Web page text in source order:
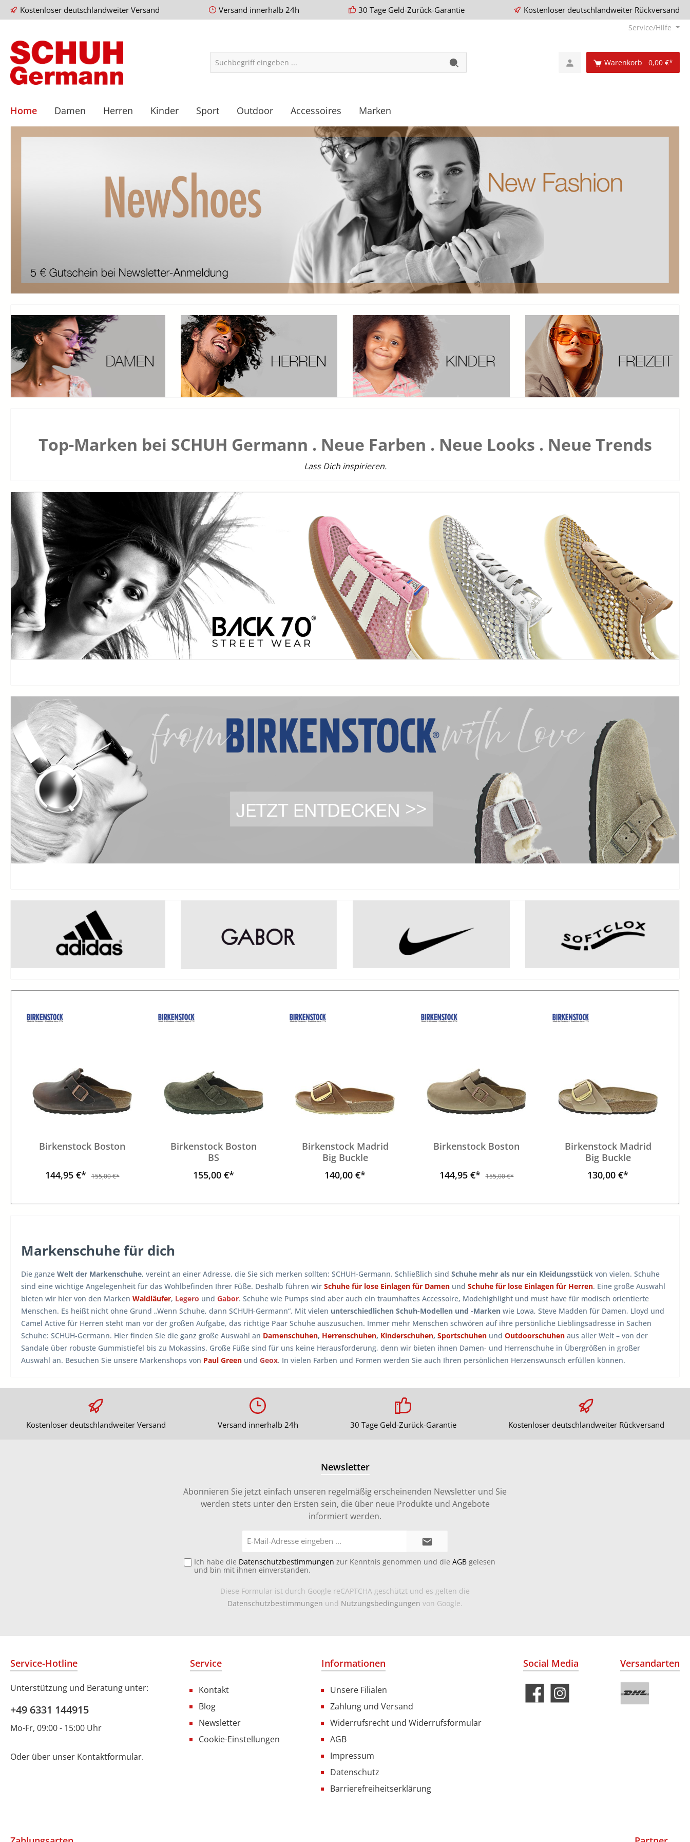
Kostenloser deutschlandweiter Versand Versand innerhalb 24h 30 Tage Geld-Zurück-Garantie Kostenloser deutschlandweiter Rückversand
Service/Hilfe
Warenkorb 0,00 €*
Home Damen Herren Kinder Sport Outdoor Accessoires Marken
Top-Marken bei SCHUH Germann . Neue Farben . Neue Looks . Neue Trends
Lass Dich inspirieren.
Birkenstock Boston
144,95 €* 155,00 €*
Birkenstock Boston
BS
155,00 €*
Birkenstock Madrid
Big Buckle
140,00 €*
Birkenstock Boston
144,95 €* 155,00 €*
Birkenstock Madrid
Big Buckle
130,00 €*
Markenschuhe für dich
Die ganze Welt der Markenschuhe, vereint an einer Adresse, die Sie sich merken sollten: SCHUH-Germann. Schließlich sind Schuhe mehr als nur ein Kleidungsstück von vielen. Schuhe
sind eine wichtige Angelegenheit für das Wohlbefinden Ihrer Füße. Deshalb führen wir Schuhe für lose Einlagen für Damen und Schuhe für lose Einlagen für Herren. Eine große Auswahl
bieten wir hier von den Marken Waldläufer, Legero und Gabor. Schuhe wie Pumps sind aber auch ein traumhaftes Accessoire, Modehighlight und must have für modisch orientierte
Menschen. Es heißt nicht ohne Grund „Wenn Schuhe, dann SCHUH-Germann“. Mit vielen unterschiedlichen Schuh-Modellen und -Marken wie Lowa, Steve Madden für Damen, Lloyd und
Camel Active für Herren steht man vor der großen Aufgabe, das richtige Paar Schuhe auszusuchen. Immer mehr Menschen schwören auf ihre persönliche Lieblingsadresse in Sachen
Schuhe: SCHUH-Germann. Hier finden Sie die ganz große Auswahl an Damenschuhen, Herrenschuhen, Kinderschuhen, Sportschuhen und Outdoorschuhen aus aller Welt – von der
Sandale über robuste Gummistiefel bis zu Mokassins. Große Füße sind für uns keine Herausforderung, denn wir bieten ihnen Damen- und Herrenschuhe in Übergrößen in großer
Auswahl an. Besuchen Sie unsere Markenshops von Paul Green und Geox. In vielen Farben und Formen werden Sie auch Ihren persönlichen Herzenswunsch erfüllen können.
Kostenloser deutschlandweiter Versand Versand innerhalb 24h 30 Tage Geld-Zurück-Garantie Kostenloser deutschlandweiter Rückversand
Newsletter
Abonnieren Sie jetzt einfach unseren regelmäßig erscheinenden Newsletter und Sie
werden stets unter den Ersten sein, die über neue Produkte und Angebote
informiert werden.
Mail-
Ich habe die Datenschutzbestimmungen zur Kenntnis genommen und die AGB gelesen
und bin mit ihnen einverstanden.
Diese Formular ist durch Google reCAPTCHA geschützt und es gelten die
Datenschutzbestimmungen und Nutzungsbedingungen von Google.
Service-Hotline
Unterstützung und Beratung unter:
+49 6331 144915
Mo-Fr, 09:00 - 15:00 Uhr
Oder über unser Kontaktformular.
Service
Kontakt
Blog
Newsletter
Cookie-Einstellungen
Informationen
Unsere Filialen
Zahlung und Versand
Widerrufsrecht und Widerrufsformular
AGB
Impressum
Datenschutz
Barrierefreiheitserklärung
Social Media Versandarten